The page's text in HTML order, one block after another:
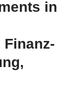
in
Finanz-